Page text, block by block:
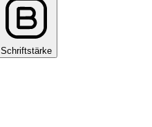
Schriftstärke